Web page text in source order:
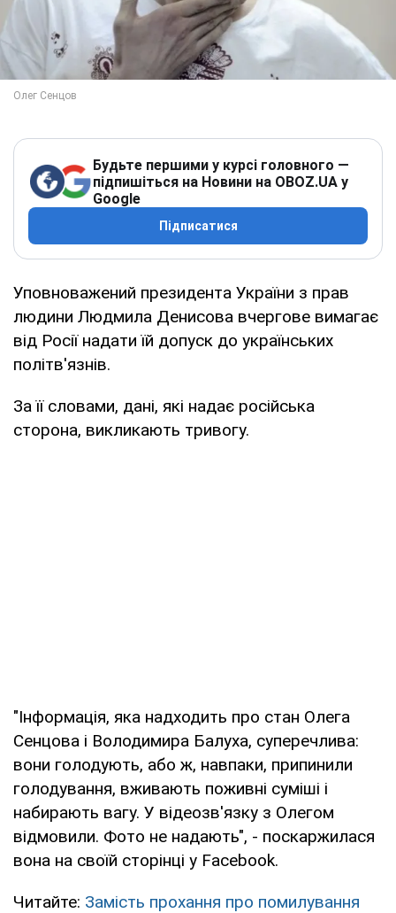
Будьте першими у курсі головного —
підпишіться на Новини на OBOZ.UA у
Google
Підписатися
Уповноважений президента України з прав
людини Людмила Денисова вчергове вимагає
від Росії надати їй допуск до українських
політв'язнів.
За її словами, дані, які надає російська
сторона, викликають тривогу.
"Інформація, яка надходить про стан Олега
Сенцова і Володимира Балуха, суперечлива:
вони голодують, або ж, навпаки, припинили
голодування, вживають поживні суміші і
набирають вагу. У відеозв'язку з Олегом
відмовили. Фото не надають", - поскаржилася
вона на своїй сторінці у Facebook.
Читайте: Замість прохання про помилування